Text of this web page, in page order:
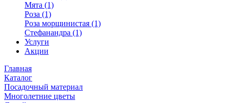
Мята (1)
Роза (1)
Роза морщинистая (1)
Стефанандра (1)
Услуги
Акции
Главная
Каталог
Посадочный материал
Многолетние цветы